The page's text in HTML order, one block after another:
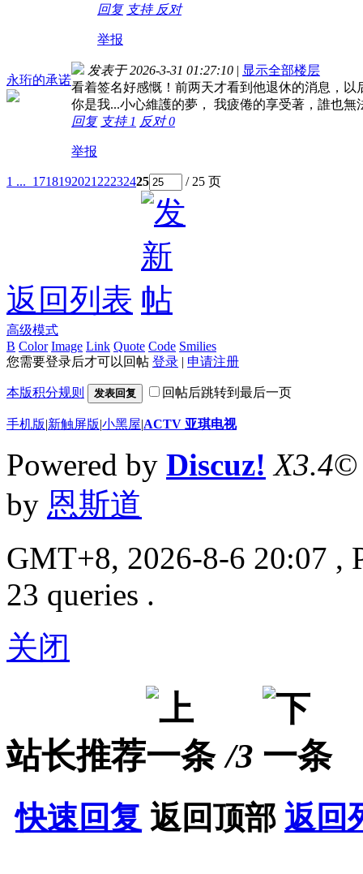
回复 支持 反对
举报
永珩的承诺
发表于 2026-3-31 01:27:10 | 显示全部楼层
看着签名好感慨！前两天才看到他退休的消息，
你是我...小心維護的夢， 我疲倦的享受著，誰也
回复 支持 1 反对0
举报
1 ... 1718192021 22232425 / 25 页
返回列表
高级模式
B Color Image Link Quote Code Smilies
您需要登录后才可以回帖 登录 | 申请注册
本版积分规则 发表回复 回帖后跳转到最后一页
手机版|新触屏版|小黑屋|ACTV 亚琪电视
Powered by Discuz! X3.4©
by 恩斯道
GMT+8, 2026-8-6 20:07 ,
23 queries .
关闭
站长推荐 /3
快速回复 返回顶部 返回